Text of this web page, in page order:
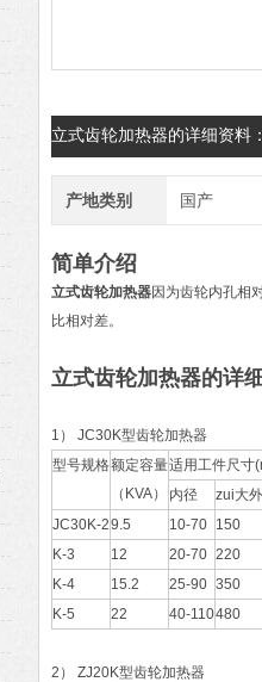
立式齿轮加热器的详细资料
产地类别 国产
简单介绍
立式齿轮加热器因为齿轮内孔相
比相对差。
立式齿轮加热器的详
1） JC30K型齿轮加热器
型号规格额定容量
（KVA）
适用工件尺寸
内径
zui大
JC30K-29.5 10-70 150
K-3
12 20-70 220
K-4
15.2 25-90 350
K-5
22 40-110480
2） ZJ20K型齿轮加热器